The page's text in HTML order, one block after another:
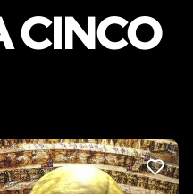
CINCO
LIKE